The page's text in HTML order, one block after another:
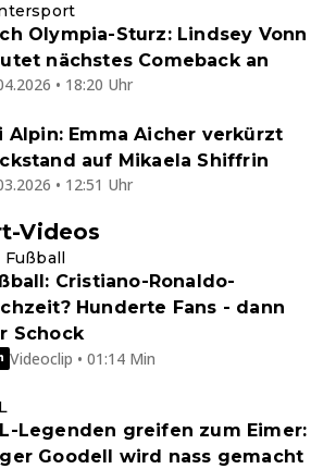
Olympia-Sturz: Lindsey Vonn
nächstes Comeback an
• 18:20 Uhr
Alpin: Emma Aicher verkürzt
auf Mikaela Shiffrin
• 12:51 Uhr
Videos
Fußball
Cristiano-Ronaldo-
Hunderte Fans - dann
Schock
Videoclip • 01:14 Min
Legenden greifen zum Eimer:
Goodell wird nass gemacht